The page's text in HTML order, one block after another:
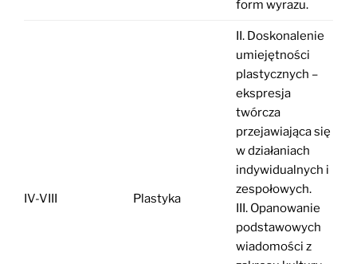
form wyrazu.
IV-VIII Plastyka
II. Doskonalenie
umiejętności
plastycznych –
ekspresja
twórcza
przejawiająca się
w działaniach
indywidualnych i
zespołowych.
III. Opanowanie
podstawowych
wiadomości z